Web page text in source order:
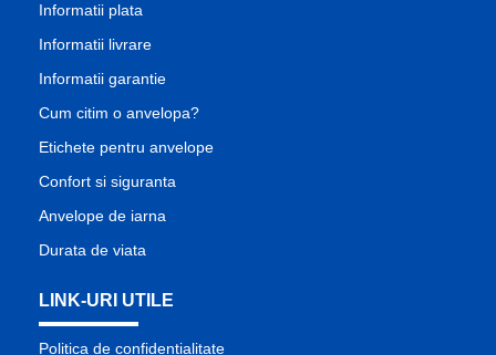
Informatii plata
Informatii livrare
Informatii garantie
Cum citim o anvelopa?
Etichete pentru anvelope
Confort si siguranta
Anvelope de iarna
Durata de viata
LINK-URI UTILE
Politica de confidentialitate